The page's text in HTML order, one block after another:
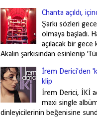
Chanta açıldı,
Şarkı sözleri
olmaya başladı.
açılacak bir
Akalın şarkısından esinlenip
İrem Derici'den
klip
İrem Derici, İKİ
maxi single
dinleyicilerinin beğenisine